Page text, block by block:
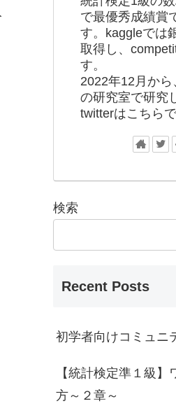
で最優秀成績賞
す。kaggleでは
取得し、
す。
2022年12月か
の研究室で研究
twitterはこちら
検索
Recent Posts
初学者向けコミュニ
【統計検定準１級
方～２章～